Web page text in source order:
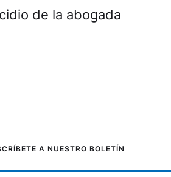
de la abogada
A NUESTRO BOLETÍN